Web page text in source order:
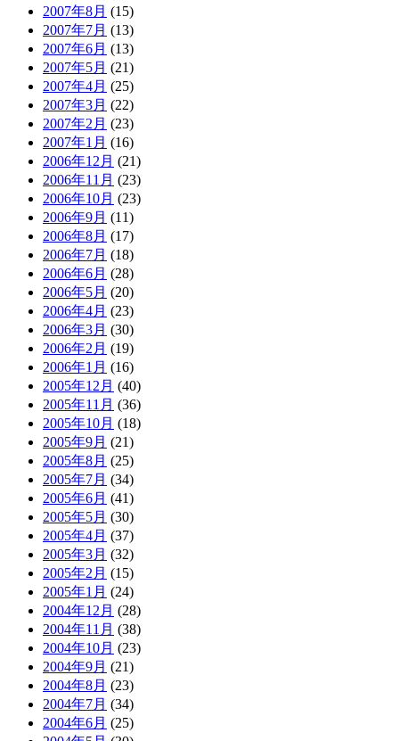
2007年8月 (15)
2007年7月 (13)
2007年6月 (13)
2007年5月 (21)
2007年4月 (25)
2007年3月 (22)
2007年2月 (23)
2007年1月 (16)
2006年12月 (21)
2006年11月 (23)
2006年10月 (23)
2006年9月 (11)
2006年8月 (17)
2006年7月 (18)
2006年6月 (28)
2006年5月 (20)
2006年4月 (23)
2006年3月 (30)
2006年2月 (19)
2006年1月 (16)
2005年12月 (40)
2005年11月 (36)
2005年10月 (18)
2005年9月 (21)
2005年8月 (25)
2005年7月 (34)
2005年6月 (41)
2005年5月 (30)
2005年4月 (37)
2005年3月 (32)
2005年2月 (15)
2005年1月 (24)
2004年12月 (28)
2004年11月 (38)
2004年10月 (23)
2004年9月 (21)
2004年8月 (23)
2004年7月 (34)
2004年6月 (25)